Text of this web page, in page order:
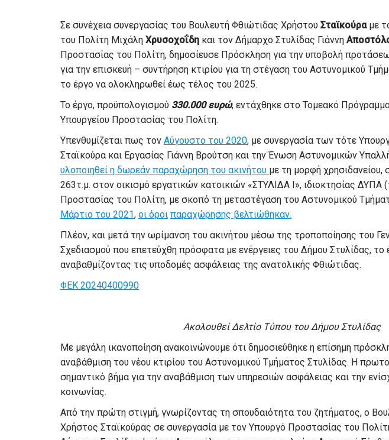
Σε συνέχεια συνεργασίας του Βουλευτή Φθιώτιδας Χρήστου Σταϊκούραμε
του Πολίτη Μιχάλη Χρυσοχοΐδη και τον Δήμαρχο Στυλίδας Γιάννη
Προστασίας του Πολίτη, δημοσίευσε Πρόσκληση για την υποβολή
για την επισκευή – συντήρηση κτιρίου για τη στέγαση του Αστυνομικού
το έργο να ολοκληρωθεί έως τέλος του 2025.
Το έργο, προϋπολογισμού 330.000 ευρώ, εντάχθηκε στο Τομεακό
Υπουργείου Προστασίας του Πολίτη.
Υπενθυμίζεται πως τον Αύγουστο του 2020, με συνεργασία των τότε
Σταϊκούρα και Εργασίας Γιάννη Βρούτση και την Ένωση Αστυνομικών
υλοποιηθεί η δωρεάν παραχώρηση του ακινήτου με τη μορφή χρησιδανείου,
263τ.μ. στον οικισμό εργατικών κατοικιών «ΣΤΥΛΙΔΑ Ι», ιδιοκτησίας ΔΥΠΑ
Προστασίας του Πολίτη, με σκοπό τη μεταστέγαση του Αστυνομικού
Μάρτιο του 2021, οι όροι παραχώρησης βελτιώθηκαν.
Πλέον, και μετά την ωρίμανση του ακινήτου μέσω της τροποποίησης του
Σχεδιασμού που επετεύχθη πρόσφατα με ενέργειες του Δήμου Στυλίδας, το
αναβαθμίζοντας τις υποδομές ασφάλειας της ανατολικής Φθιώτιδας.
ΦΕΚ 20240400990
Ακολουθεί Δελτίο Τύπου του Δήμου Στυλίδας
Με μεγάλη ικανοποίηση ανακοινώνουμε ότι δημοσιεύθηκε η επίσημη
αναβάθμιση του νέου κτιρίου του Αστυνομικού Τμήματος Στυλίδας. Η
σημαντικό βήμα για την αναβάθμιση των υπηρεσιών ασφάλειας και την
κοινωνίας.
Από την πρώτη στιγμή, γνωρίζοντας τη σπουδαιότητα του ζητήματος, ο
Χρήστος Σταϊκούρας σε συνεργασία με τον Υπουργό Προστασίας του